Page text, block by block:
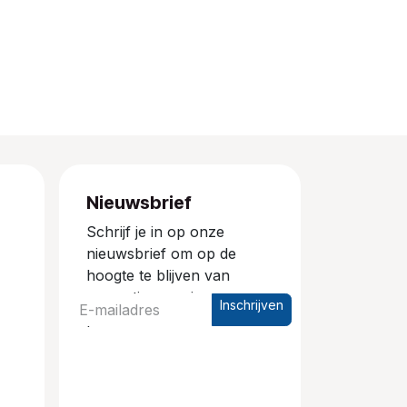
Nieuwsbrief
Schrijf je in op onze
nieuwsbrief om op de
hoogte te blijven van
promoties en nieuwe
producten.
Inschrijven